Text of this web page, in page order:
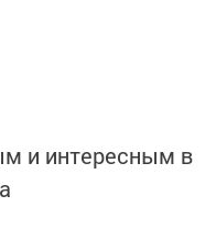
и интересным в